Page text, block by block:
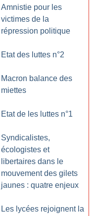
Amnistie pour les
victimes de la
répression politique
Etat des luttes n°2
Macron balance des
miettes
Etat de les luttes n°1
Syndicalistes,
écologistes et
libertaires dans le
mouvement des gilets
jaunes : quatre enjeux
Les lycées rejoignent la